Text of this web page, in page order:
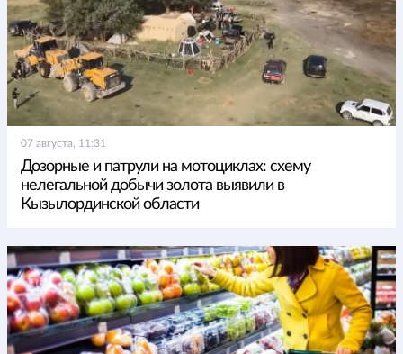
07 августа, 11:31
Дозорные и патрули на мотоциклах: схему
нелегальной добычи золота выявили в
Кызылординской области